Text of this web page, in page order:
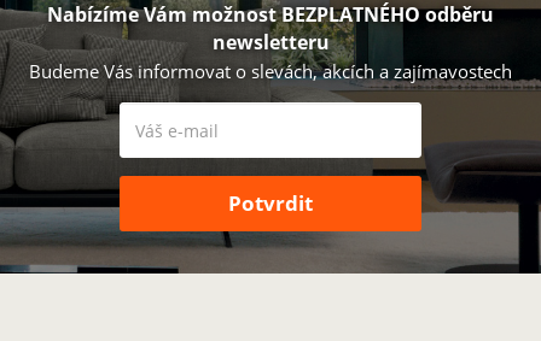
Nabízíme Vám možnost BEZPLATNÉHO odběru
newsletteru
Budeme Vás informovat o slevách, akcích a zajímavostech